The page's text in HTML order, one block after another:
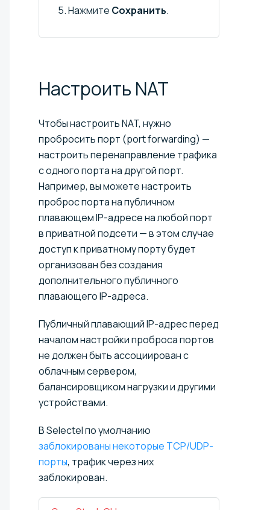
Нажмите Сохранить.
Настроить NAT
Чтобы настроить NAT, нужно
пробросить порт (port forwarding) —
настроить перенаправление трафика
с одного порта на другой порт.
Например, вы можете настроить
проброс порта на публичном
плавающем IP-адресе на любой порт
в приватной подсети — в этом случае
доступ к приватному порту будет
организован без создания
дополнительного публичного
плавающего IP-адреса.
Публичный плавающий IP-адрес перед
началом настройки проброса портов
не должен быть ассоциирован с
облачным сервером,
балансировщиком нагрузки и другими
устройствами.
В Selectel по умолчанию
заблокированы некоторые TCP/UDP-
порты, трафик через них
заблокирован.